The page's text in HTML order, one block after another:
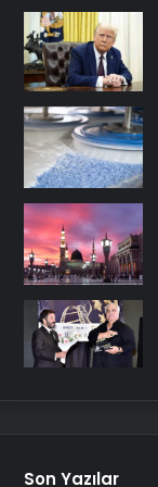
Son Yazılar